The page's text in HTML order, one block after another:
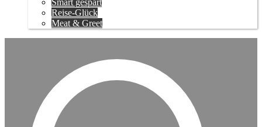
Smart gespart
Reise-Glück
Meat & Greet